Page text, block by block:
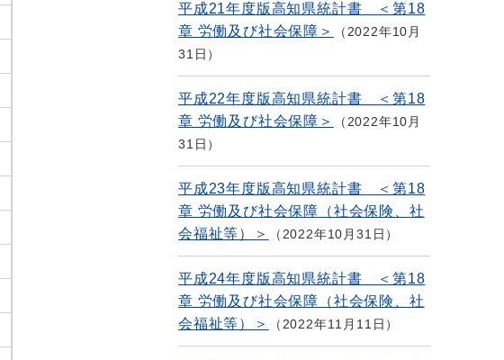
平成21年度版高知県統計書 ＜第18
章 労働及び社会保障＞
2022年10月
31日
平成22年度版高知県統計書 ＜第18
章 労働及び社会保障＞
2022年10月
31日
平成23年度版高知県統計書 ＜第18
章 労働及び社会保障（社会保険、社
会福祉等）＞
2022年10月31日
平成24年度版高知県統計書 ＜第18
章 労働及び社会保障（社会保険、社
会福祉等）＞
2022年11月11日